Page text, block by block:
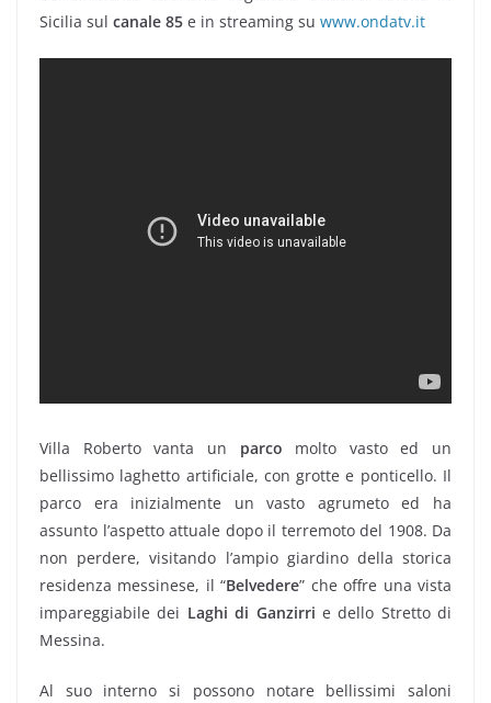
Sicilia sul canale 85 e in streaming su www.ondatv.it
Villa Roberto vanta un parco molto vasto ed un
bellissimo laghetto artificiale, con grotte e ponticello. Il
parco era inizialmente un vasto agrumeto ed ha
assunto l’aspetto attuale dopo il terremoto del 1908. Da
non perdere, visitando l’ampio giardino della storica
residenza messinese, il “Belvedere” che offre una vista
impareggiabile dei Laghi di Ganzirri e dello Stretto di
Messina.
Al suo interno si possono notare bellissimi saloni